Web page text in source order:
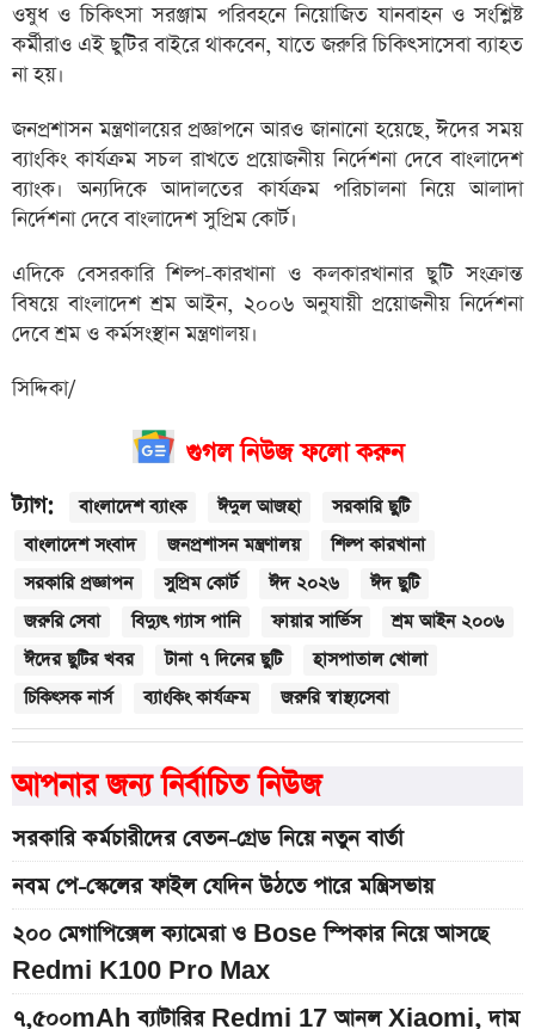
ওষুধ ও চিকিৎসা সরঞ্জাম পরিবহনে নিয়োজিত যানবাহন ও সংশ্লিষ্ট
কর্মীরাও এই ছুটির বাইরে থাকবেন, যাতে জরুরি চিকিৎসাসেবা ব্যাহত
না হয়।
জনপ্রশাসন মন্ত্রণালয়ের প্রজ্ঞাপনে আরও জানানো হয়েছে, ঈদের সময়
ব্যাংকিং কার্যক্রম সচল রাখতে প্রয়োজনীয় নির্দেশনা দেবে বাংলাদেশ
ব্যাংক। অন্যদিকে আদালতের কার্যক্রম পরিচালনা নিয়ে আলাদা
নির্দেশনা দেবে বাংলাদেশ সুপ্রিম কোর্ট।
এদিকে বেসরকারি শিল্প-কারখানা ও কলকারখানার ছুটি সংক্রান্ত
বিষয়ে বাংলাদেশ শ্রম আইন, ২০০৬ অনুযায়ী প্রয়োজনীয় নির্দেশনা
দেবে শ্রম ও কর্মসংস্থান মন্ত্রণালয়।
সিদ্দিকা/
গুগল নিউজ ফলো করুন
ট্যাগ: বাংলাদেশ ব্যাংক ঈদুল আজহা
সরকারি ছুটি
বাংলাদেশ সংবাদ
জনপ্রশাসন মন্ত্রণালয়
শিল্প কারখানা
সরকারি প্রজ্ঞাপন
সুপ্রিম কোর্ট ঈদ ২০২৬
ঈদ ছুটি
জরুরি সেবা
বিদ্যুৎ গ্যাস পানি ফায়ার সার্ভিস
শ্রম আইন ২০০৬
ঈদের ছুটির খবর
টানা ৭ দিনের ছুটি
হাসপাতাল খোলা
চিকিৎসক নার্স
ব্যাংকিং কার্যক্রম জরুরি স্বাস্থ্যসেবা
আপনার জন্য নির্বাচিত নিউজ
সরকারি কর্মচারীদের বেতন-গ্রেড নিয়ে নতুন বার্তা
নবম পে-স্কেলের ফাইল যেদিন উঠতে পারে মন্ত্রিসভায়
২০০ মেগাপিক্সেল ক্যামেরা ও Bose স্পিকার নিয়ে আসছে
Redmi K100 Pro Max
৭,৫০০mAh ব্যাটারির Redmi 17 আনল Xiaomi, দাম